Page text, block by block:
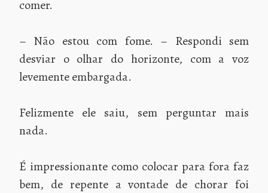
comer.
– Não estou com fome. – Respondi sem
desviar o olhar do horizonte, com a voz
levemente embargada.
Felizmente ele saiu, sem perguntar mais
nada.
É impressionante como colocar para fora faz
bem, de repente a vontade de chorar foi